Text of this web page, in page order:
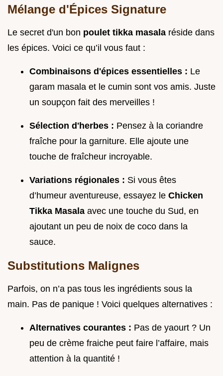
Mélange d'Épices Signature
Le secret d'un bon poulet tikka masala réside dans
les épices. Voici ce qu’il vous faut :
Combinaisons d'épices essentielles : Le
garam masala et le cumin sont vos amis. Juste
un soupçon fait des merveilles !
Sélection d'herbes : Pensez à la coriandre
fraîche pour la garniture. Elle ajoute une
touche de fraîcheur incroyable.
Variations régionales : Si vous êtes
d’humeur aventureuse, essayez le Chicken
Tikka Masala avec une touche du Sud, en
ajoutant un peu de noix de coco dans la
sauce.
Substitutions Malignes
Parfois, on n’a pas tous les ingrédients sous la
main. Pas de panique ! Voici quelques alternatives :
Alternatives courantes : Pas de yaourt ? Un
peu de crème fraiche peut faire l’affaire, mais
attention à la quantité !